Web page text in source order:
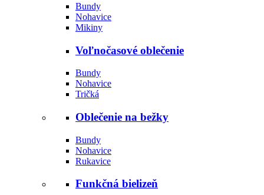
Bundy
Nohavice
Mikiny
Voľnočasové oblečenie
Bundy
Nohavice
Tričká
Oblečenie na bežky
Bundy
Nohavice
Rukavice
Funkčná bielizeň